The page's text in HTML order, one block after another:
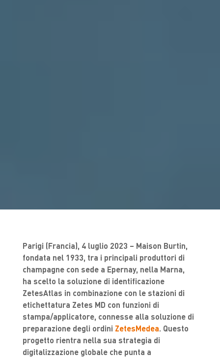
Parigi (Francia), 4 luglio 2023 – Maison Burtin,
fondata nel 1933, tra i principali produttori di
champagne con sede a Epernay, nella Marna,
ha scelto la soluzione di identificazione
ZetesAtlas in combinazione con le stazioni di
etichettatura Zetes MD con funzioni di
stampa/applicatore, connesse alla soluzione di
preparazione degli ordini ZetesMedea. Questo
progetto rientra nella sua strategia di
digitalizzazione globale che punta a